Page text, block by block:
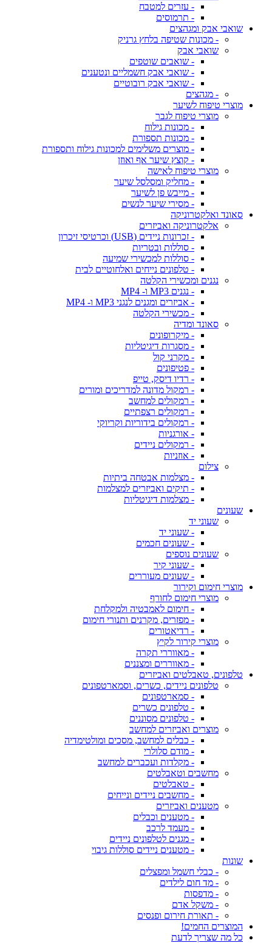
- עזרים למטבח
- תרמוסים
שואבי אבק ומגהצים
- מכונות שטיפה בלחץ גרניק
שואבי אבק
- שואבים שוטפים
- שואבי אבק חשמליים ונטענים
- שואבי אבק רובוטיים
- מגהצים
מוצרי טיפוח לשיער
מוצרי טיפוח לגבר
- מכונות גילוח
- מכונות תספורת
- מוצרים משלימים למכונות גילוח ותספורת
- קוצץ שיער אף ואוזן
מוצרי טיפוח לאישה
- מחליק ומסלסל שיער
- מייבש פן לשיער
- מסירי שיער לנשים
סאונד ואלקטרוניקה
אלקטרוניקה ואביזרים
- זכרונות ניידים (USB) וכרטיסי זיכרון
- סוללות ובטריות
- סוללות למכשירי שמיעה
- טלפונים נייחים ואלחוטיים לבית
נגנים ומכשירי הקלטה
- נגנים MP3 ו- MP4
- אביזרים ומגנים לנגני MP3 ו- MP4
- מכשירי הקלטה
סאונד ומדיה
- מיקרופונים
- מסגרות דיגיטליות
- מקרני קול
- פטיפונים
- רדיו דיסק, טייפ
- רמקול מדונה למדריכים ומורים
- רמקולים למחשב
- רמקולים רצפתיים
- רמקולים בידוריות וקריוקי
- אורגניות
- רמקולים ניידים
- אוזניות
צילום
- מצלמות אבטחה ביתיות
- תיקים ואביזרים למצלמות
- מצלמות דיגיטליות
שעונים
שעוני יד
- שעוני יד
- שעונים חכמים
שעונים נוספים
- שעוני קיר
- שעונים מעוררים
מוצרי חימום וקירור
מוצרי חימום לחורף
- חימום לאמבטיה ולמקלחת
- מפזרים, מקרנים ותנורי חימום
- רדיאטורים
מוצרי קירור לקיץ
- מאווררי תקרה
- מאווררים ומצננים
טלפונים, טאבלטים ואביזרים
טלפונים ניידים, כשרים, וסמארטפונים
- סמארטפונים
- טלפונים כשרים
- טלפונים מסוננים
מוצרים ואביזרים למחשב
- כבלים למחשב, מסכים ומולטימדיה
- מודם סלולרי
- מקלדות ועכברים למחשב
מחשבים וטאבלטים
- טאבלטים
- מחשבים ניידים ונייחים
מטענים ואביזרים
- מטענים וכבלים
- מעמד לרכב
- מגנים לטלפונים ניידים
- מטענים ניידים סוללות גיבוי
שונות
- כבלי חשמל ומפצלים
- מד חום לילדים
- מדפסות
- משקל אדם
- תאורת חירום ופנסים
המוצרים החמים!
כל מה שצריך לדעת